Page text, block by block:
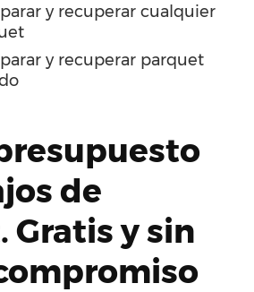
y recuperar cualquier
y recuperar parquet
de
Gratis y sin